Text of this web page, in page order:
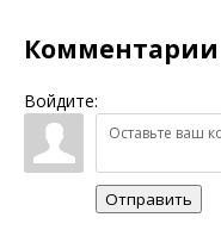
Комментарии
Войдите:
Отправить